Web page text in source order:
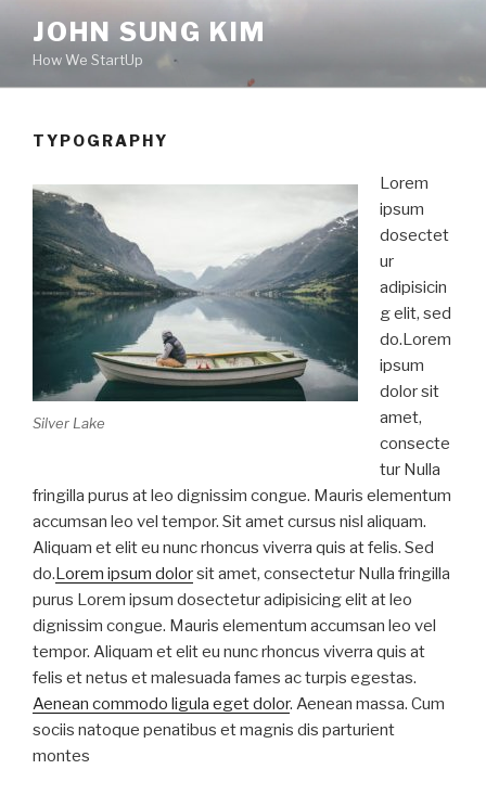
content
JOHN SUNG KIM
How We StartUp
TYPOGRAPHY
Silver Lake
Lorem
ipsum
dosectet
ur
adipisicin
g elit, sed
do.Lorem
ipsum
dolor sit
amet,
consecte
tur Nulla
fringilla purus at leo dignissim congue. Mauris elementum
accumsan leo vel tempor. Sit amet cursus nisl aliquam.
Aliquam et elit eu nunc rhoncus viverra quis at felis. Sed
do.Lorem ipsum dolorsit amet, consectetur Nulla fringilla
purus Lorem ipsum dosectetur adipisicing elit at leo
dignissim congue. Mauris elementum accumsan leo vel
tempor. Aliquam et elit eu nunc rhoncus viverra quis at
felis et netus et malesuada fames ac turpis egestas.
Aenean commodo ligula eget dolor. Aenean massa. Cum
sociis natoque penatibus et magnis dis parturient
montes